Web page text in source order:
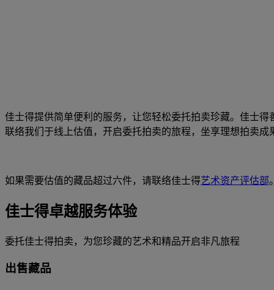
佳士得提供简单便利的服务，让您轻松委托拍卖珍藏。佳士
联络我们于线上估值，开启委托拍卖的旅程，坐享理想拍卖成
如果需要估值的藏品超过六件，请联络佳士得艺术资产评估部。
佳士得卓越服务体验
委托佳士得拍卖，为您珍藏的艺术和精品开启非凡旅程
出售藏品